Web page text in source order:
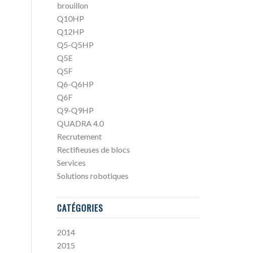
brouillon
Q10HP
Q12HP
Q5-Q5HP
Q5E
Q5F
Q6-Q6HP
Q6F
Q9-Q9HP
QUADRA 4.0
Recrutement
Rectifieuses de blocs
Services
Solutions robotiques
CATÉGORIES
2014
2015